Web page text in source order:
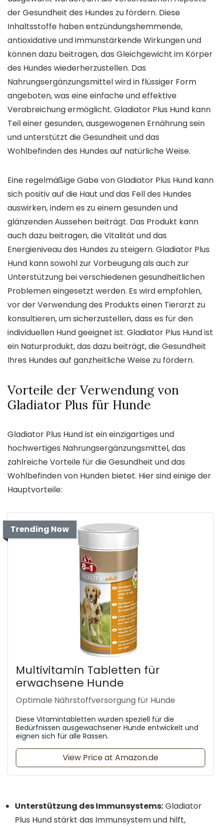
der Gesundheit des Hundes zu fördern. Diese
Inhaltsstoffe haben entzündungshemmende,
antioxidative und immunstärkende Wirkungen und
können dazu beitragen, das Gleichgewicht im Körper
des Hundes wiederherzustellen. Das
Nahrungsergänzungsmittel wird in flüssiger Form
angeboten, was eine einfache und effektive
Verabreichung ermöglicht. Gladiator Plus Hund kann
Teil einer gesunden, ausgewogenen Ernährung sein
und unterstützt die Gesundheit und das
Wohlbefinden des Hundes auf natürliche Weise.
Eine regelmäßige Gabe von Gladiator Plus Hund kann
sich positiv auf die Haut und das Fell des Hundes
auswirken, indem es zu einem gesunden und
glänzenden Aussehen beiträgt. Das Produkt kann
auch dazu beitragen, die Vitalität und das
Energieniveau des Hundes zu steigern. Gladiator Plus
Hund kann sowohl zur Vorbeugung als auch zur
Unterstützung bei verschiedenen gesundheitlichen
Problemen eingesetzt werden. Es wird empfohlen,
vor der Verwendung des Produkts einen Tierarzt zu
konsultieren, um sicherzustellen, dass es für den
individuellen Hund geeignet ist. Gladiator Plus Hund ist
ein Naturprodukt, das dazu beiträgt, die Gesundheit
Ihres Hundes auf ganzheitliche Weise zu fördern.
Vorteile der Verwendung von
Gladiator Plus für Hunde
Gladiator Plus Hund ist ein einzigartiges und
hochwertiges Nahrungsergänzungsmittel, das
zahlreiche Vorteile für die Gesundheit und das
Wohlbefinden von Hunden bietet. Hier sind einige der
Hauptvorteile:
Trending Now
Multivitamin Tabletten für
erwachsene Hunde
Optimale Nährstoffversorgung für Hunde
Diese Vitamintabletten wurden speziell für die
Bedürfnissen ausgewachsener Hunde entwickelt und
eignen sich für alle Rassen.
View Price at Amazon.de
Unterstützung des Immunsystems:Gladiator
Plus Hund stärkt das Immunsystem und hilft,